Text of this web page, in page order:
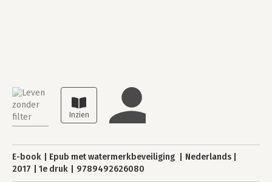
E-book Epub met watermerkbeveiliging
Nederlands
2017
1e druk 9789492626080